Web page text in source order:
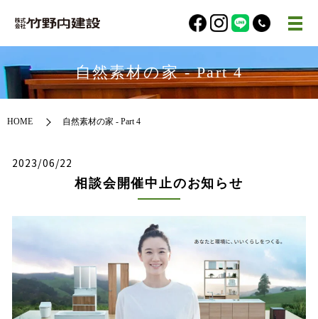
自然素材の家 - Part 4
HOME 自然素材の家 - Part 4
2023/06/22
相談会開催中止のお知らせ